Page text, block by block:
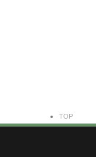
TOP